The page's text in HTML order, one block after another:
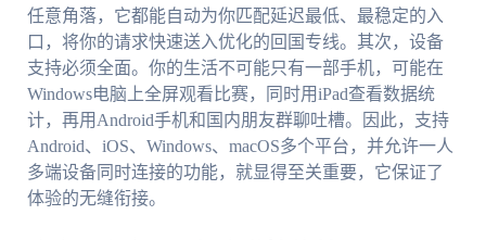
任意角落，它都能自动为你匹配延迟最低、最稳定的入
口，将你的请求快速送入优化的回国专线。其次，设备
支持必须全面。你的生活不可能只有一部手机，可能在
Windows电脑上全屏观看比赛，同时用iPad查看数据统
计，再用Android手机和国内朋友群聊吐槽。因此，支持
Android、iOS、Windows、macOS多个平台，并允许一人
多端设备同时连接的功能，就显得至关重要，它保证了
体验的无缝衔接。